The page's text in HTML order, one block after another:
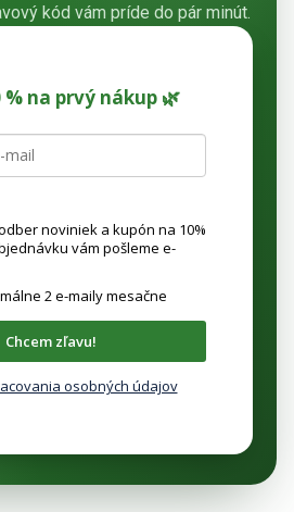
kód vám príde do pár minút.
na prvý nákup 🌿
noviniek a kupón na 10%
vám pošleme e-
2 e-maily mesačne
Chcem zľavu!
osobných údajov